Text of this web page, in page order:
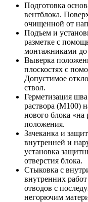
Подготовка
вентблока.
очищенной от
Подъем и
разметке с
монтажниками до
Выверка
плоскостях с
Допустимое
ствол.
Герметизация
раствора (М100)
нового блока «на
положения.
Зачеканка и
внутренней и
установка
отверстия блока.
Стыковка с
внутренних
отводов с
негорючим